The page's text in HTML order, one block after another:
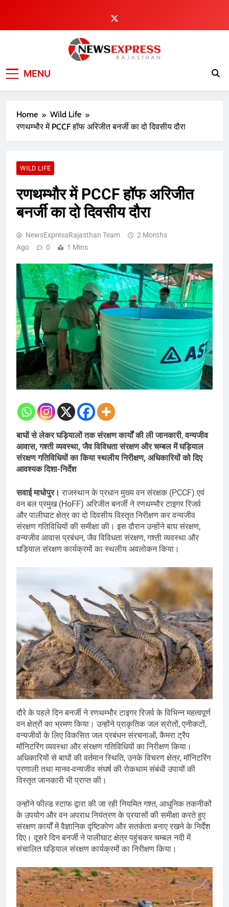
content
MENU
Home
Wild Life
रणथम्भौर में PCCF हॉफ अरिजीत बनर्जी का दो दिवसीय दौरा
WILD LIFE
रणथम्भौर में PCCF हॉफ अरिजीत
बनर्जी का दो दिवसीय दौरा
NewsExpressRajasthan Team
2 Months
Ago
0 1 Mins
बाघों से लेकर घड़ियालों तक संरक्षण कार्यों की ली जानकारी,वन्यजीव
आवास, गश्ती व्यवस्था, जैव विविधता संरक्षण और चम्बल में घड़ियाल
संरक्षण गतिविधियों का किया स्थलीय निरीक्षण, अधिकारियों को दिए
आवश्यक दिशा-निर्देश
सवाई माधोपुर। राजस्थान के प्रधान मुख्य वन संरक्षक (PCCF) एवं
वन बल प्रमुख (HoFF) अरिजीत बनर्जी ने रणथम्भौर टाइगर रिजर्व
और पालीघाट क्षेत्र का दो दिवसीय विस्तृत निरीक्षण कर वन्यजीव
संरक्षण गतिविधियों की समीक्षा की। इस दौरान उन्होंने बाघ संरक्षण,
वन्यजीव आवास प्रबंधन, जैव विविधता संरक्षण, गश्ती व्यवस्था और
घड़ियाल संरक्षण कार्यक्रमों का स्थलीय अवलोकन किया।
दौरे के पहले दिन बनर्जी ने रणथम्भौर टाइगर रिजर्व के विभिन्न महत्वपूर्ण
वन क्षेत्रों का भ्रमण किया। उन्होंने प्राकृतिक जल स्रोतों, एनीकटों,
वन्यजीवों के लिए विकसित जल प्रबंधन संरचनाओं, कैमरा ट्रैप
मॉनिटरिंग व्यवस्था और संरक्षण गतिविधियों का निरीक्षण किया।
अधिकारियों से बाघों की वर्तमान स्थिति, उनके विचरण क्षेत्र, मॉनिटरिंग
प्रणाली तथा मानव-वन्यजीव संघर्ष की रोकथाम संबंधी उपायों की
विस्तृत जानकारी भी प्राप्त की।
उन्होंने फील्ड स्टाफ द्वारा की जा रही नियमित गश्त, आधुनिक तकनीकों
के उपयोग और वन अपराध नियंत्रण के प्रयासों की समीक्षा करते हुए
संरक्षण कार्यों में वैज्ञानिक दृष्टिकोण और सतर्कता बनाए रखने के निर्देश
दिए। दूसरे दिन बनर्जी ने पालीघाट क्षेत्र पहुंचकर चम्बल नदी में
संचालित घड़ियाल संरक्षण कार्यक्रमों का निरीक्षण किया।